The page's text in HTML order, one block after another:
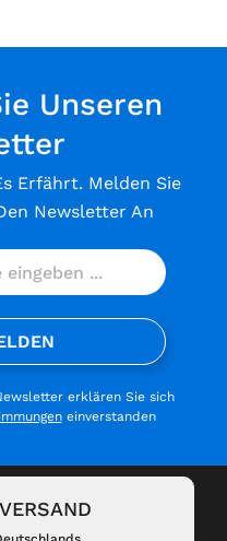
Unseren
Erfährt. Melden Sie
Newsletter An
erklären Sie sich
einverstanden